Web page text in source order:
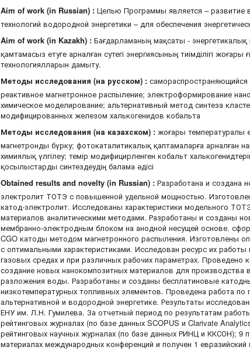
Aim of work (in Russian) : Целью Программы является – развитие
технологий водородной энергетики – для обеспечения
Aim of work (in Kazakh) : Бағдарламаның мақсаты - энергетикалық
қамтамасыз етуге арналған сутегі энергиясының тиімділігі
технологиялларын дамыту.
Методы исследования (на русском) :
реактивное магнетронное распыление; электроформирование
химическое моделирование; альтернативный метод синтеза
модифицированных железом халькогенидов кобальта
Методы исследования (на казахском) : жоғары температуралы
магнетронды бүрку; фотокаталитикалық қаптамаларға
химиялық үлгілеу; темір модифицирленген кобальт
қосылыстарды синтездеудің балама әдісі
Obtained results and novelty (in Russian) : Разработана и создана
электролит ТОТЭ с повышенной удельной мощностью.
катод-электролит. Исследованы характеристики модельного
материалов аналитическими методами. Разработаны и созданы
мембранно-электродным блоком на анодной несущей основе.
CGO катоды методом магнетронного распыления. Изготовлены
с оптимальными характеристиками. Исследован ресурс их
газовых средах и при различных рабочих параметрах. Проведено
создание новых нанокомпозитных материалов для производства
разложения воды. Разработаны и созданы бесплатиновые
низкотемпературных топливных элементов. Проведена работа по
альтернативной и водородной энергетике. Результаты
ЕНУ им. Л.Н. Гумилева. За отчетный период по результатам
рейтинговых журналах (по базе данных SCOPUS и Clarivate
рейтинговых научных журналах (по базе данных РИНЦ и ККСОН); 9
материалах международных конференций и получен 1 евразийский